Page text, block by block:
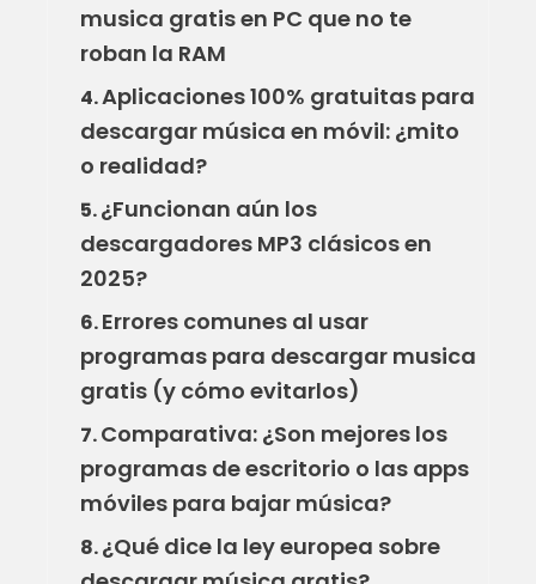
musica gratis en PC que no te
roban la RAM
4.Aplicaciones 100% gratuitas para
descargar música en móvil: ¿mito
o realidad?
5.¿Funcionan aún los
descargadores MP3 clásicos en
2025?
6.Errores comunes al usar
programas para descargar musica
gratis (y cómo evitarlos)
7.Comparativa: ¿Son mejores los
programas de escritorio o las apps
móviles para bajar música?
8.¿Qué dice la ley europea sobre